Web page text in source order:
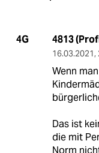
4G 4813
16.03.2021,
Wenn
Das ist
die mit
Norm